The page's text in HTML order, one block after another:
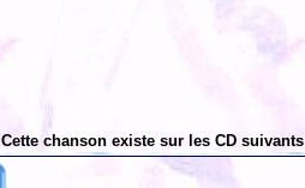
Cette chanson existe sur les CD